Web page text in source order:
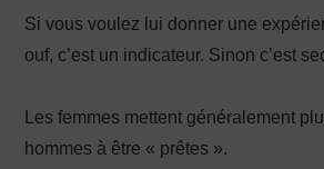
Si vous voulez lui donner une
ouf, c’est un indicateur. Sinon c’est
Les femmes mettent généralement
hommes à être « prêtes ».